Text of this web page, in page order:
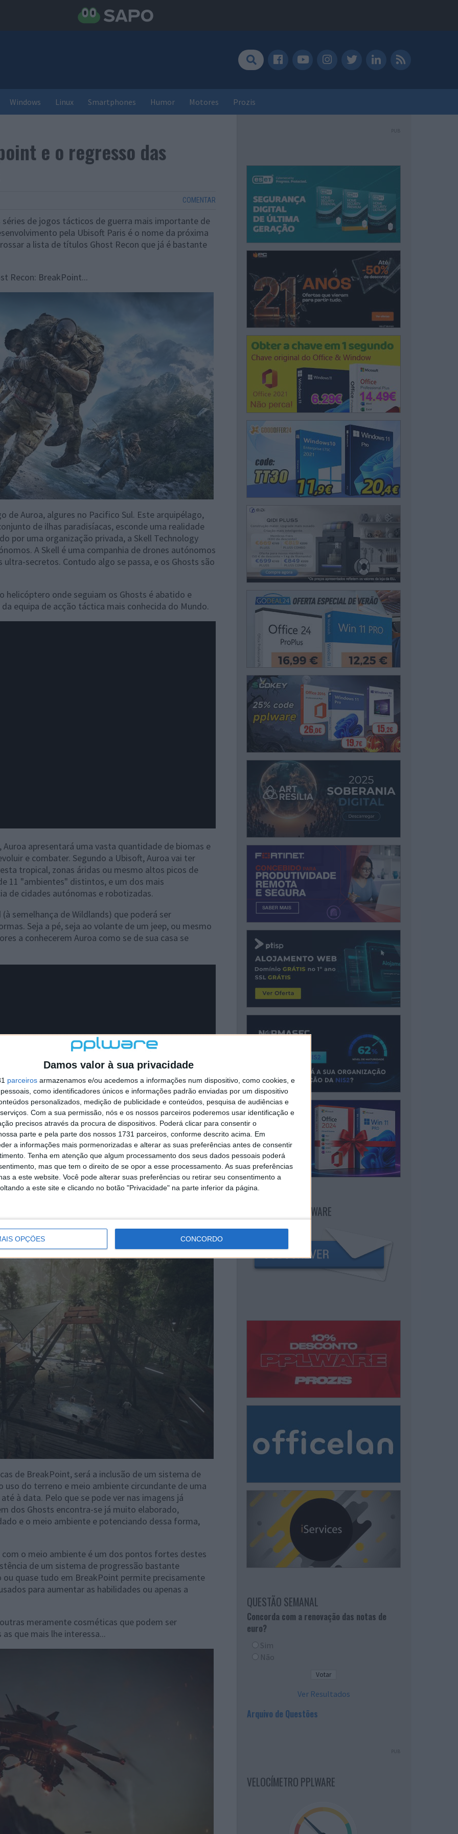
Damos valor à sua privacidade
parceiros armazenamos e/ou acedemos a informações num dispositivo, como cookies, e
como identificadores únicos e informações padrão enviadas por um dispositivo
personalizados, medição de publicidade e conteúdos, pesquisa de audiências e
Com a sua permissão, nós e os nossos parceiros poderemos usar identificação e
precisos através da procura de dispositivos. Poderá clicar para consentir o
parte e pela parte dos nossos 1731 parceiros, conforme descrito acima. Em
a informações mais pormenorizadas e alterar as suas preferências antes de consentir
Tenha em atenção que algum processamento dos seus dados pessoais poderá
mas que tem o direito de se opor a esse processamento. As suas preferências
a este website. Você pode alterar suas preferências ou retirar seu consentimento a
a este site e clicando no botão "Privacidade" na parte inferior da página.
OPÇÕES CONCORDO
Windows Linux Smartphones Humor Motores Prozis
e o regresso das
COMENTAR
de jogos tácticos de guerra mais importante de
pela Ubisoft Paris é o nome da próxima
a lista de títulos Ghost Recon que já é bastante
Recon: BreakPoint...
Auroa, algures no Pacifico Sul. Este arquipélago,
de ilhas paradisíacas, esconde uma realidade
por uma organização privada, a Skell Technology
A Skell é uma companhia de drones autónomos
secretos. Contudo algo se passa, e os Ghosts são
helicóptero onde seguiam os Ghosts é abatido e
equipa de acção táctica mais conhecida do Mundo.
apresentará uma vasta quantidade de biomas e
e combater. Segundo a Ubisoft, Auroa vai ter
tropical, zonas áridas ou mesmo altos picos de
11 "ambientes" distintos, e um dos mais
de cidades autónomas e robotizadas.
semelhança de Wildlands) que poderá ser
Seja a pé, seja ao volante de um jeep, ou mesmo
a conhecerem Auroa como se de sua casa se
exemplo, irá ser muito virado para o multiplayer,
permitirá a jogadores se ligarem às sessões de
forma, o mundo de BreakPoint pode ser
de multiplayer. Em abono da verdade, não será
empolgante de percorrer com amigos do que sozinho.
de BreakPoint, será a inclusão de um sistema de
do terreno e meio ambiente circundante de uma
à data. Pelo que se pode ver nas imagens já
dos Ghosts encontra-se já muito elaborado,
e o meio ambiente e potenciando dessa forma,
o meio ambiente é um dos pontos fortes destes
de um sistema de progressão bastante
ou quase tudo em BreakPoint permite precisamente
para aumentar as habilidades ou apenas a
meramente cosméticas que podem ser
que mais lhe interessa...
PUB
NEWSLETTER PPLWARE
QUESTÃO SEMANAL
Concorda com a renovação das notas de
euro?
Sim
Não
Ver Resultados
Arquivo de Questões
PUB
VELOCÍMETRO PPLWARE